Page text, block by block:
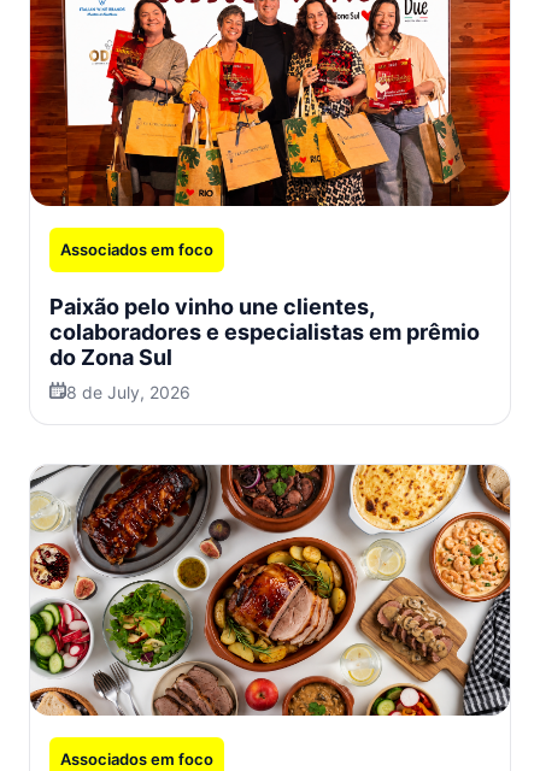
Associados em foco
Paixão pelo vinho une clientes,
colaboradores e especialistas em prêmio
do Zona Sul
8 de July, 2026
Associados em foco